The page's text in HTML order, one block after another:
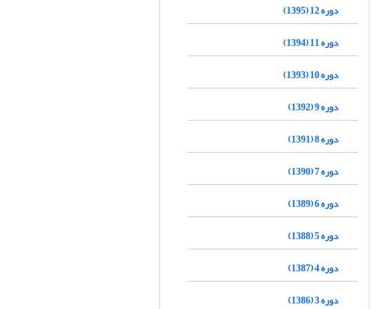
دوره 12 (1395)
دوره 11 (1394)
دوره 10 (1393)
دوره 9 (1392)
دوره 8 (1391)
دوره 7 (1390)
دوره 6 (1389)
دوره 5 (1388)
دوره 4 (1387)
دوره 3 (1386)